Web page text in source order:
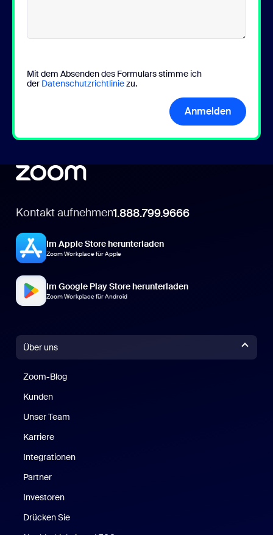
Mit dem Absenden des Formulars stimme ich
der Datenschutzrichtliniezu.
Anmelden
Kontakt aufnehmen1.888.799.9666
Im Apple Store herunterladen
Zoom Workplace für Apple
Im Google Play Store herunterladen
Zoom Workplace für Android
Über uns
Zoom-Blog
Kunden
Unser Team
Karriere
Integrationen
Partner
Investoren
Drücken Sie